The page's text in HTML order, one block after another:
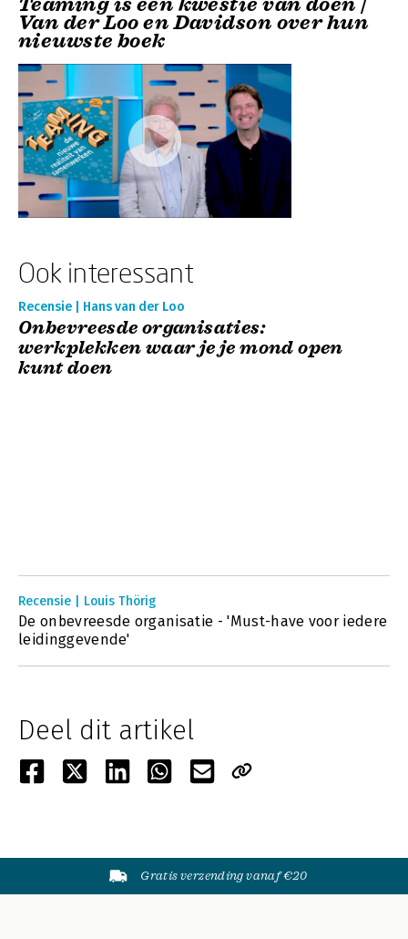
Van der Loo en Davidson over hun
nieuwste boek
Ook interessant
Recensie | Hans van der Loo
Onbevreesde organisaties:
werkplekken waar je je mond open
kunt doen
Recensie | Louis Thörig
De onbevreesde organisatie - 'Must-have voor iedere
leidinggevende'
Deel dit artikel
Gratis verzending vanaf €20